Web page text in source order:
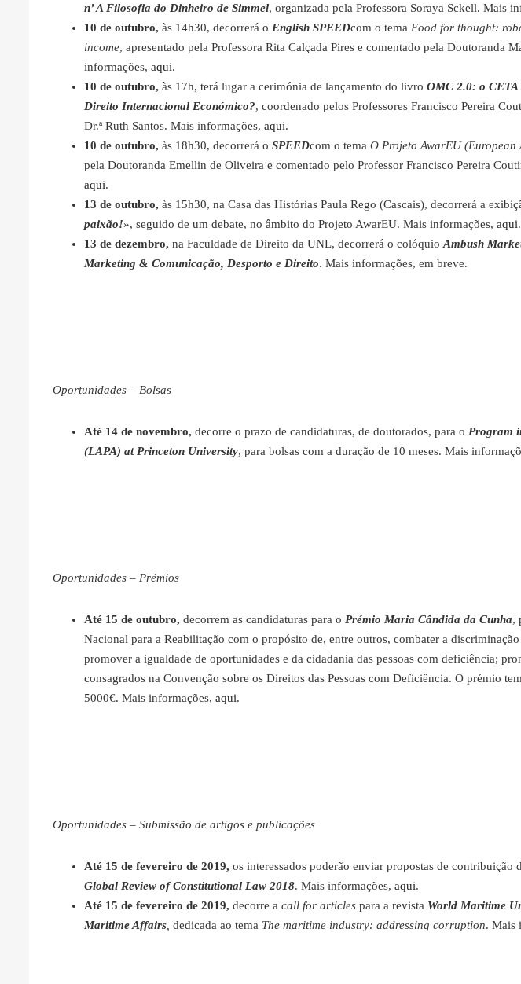
n’ A Filosofia do Dinheiro de Simmel, organizada pela Professora Soraya Sckell. Mais
10 de outubro, às 14h30, decorrerá o English SPEEDcom o tema Food for thought:
income, apresentado pela Professora Rita Calçada Pires e comentado pela Doutoranda
informações, aqui.
10 de outubro, às 17h, terá lugar a cerimónia de lançamento do livro OMC 2.0: o
Direito Internacional Económico?, coordenado pelos Professores Francisco Pereira
Dr.ª Ruth Santos. Mais informações, aqui.
10 de outubro, às 18h30, decorrerá o SPEEDcom o tema O Projeto AwarEU (European
pela Doutoranda Emellin de Oliveira e comentado pelo Professor Francisco Pereira
aqui.
13 de outubro, às 15h30, na Casa das Histórias Paula Rego (Cascais), decorrerá a
paixão!», seguido de um debate, no âmbito do Projeto AwarEU. Mais informações, aqui.
13 de dezembro, na Faculdade de Direito da UNL, decorrerá o colóquio Ambush
Marketing & Comunicação, Desporto e Direito. Mais informações, em breve.
Oportunidades – Bolsas
Até 14 de novembro, decorre o prazo de candidaturas, de doutorados, para o Program
(LAPA) at Princeton University, para bolsas com a duração de 10 meses. Mais
Oportunidades – Prémios
Até 15 de outubro, decorrem as candidaturas para o Prémio Maria Cândida da Cunha,
Nacional para a Reabilitação com o propósito de, entre outros, combater a
promover a igualdade de oportunidades e da cidadania das pessoas com deficiência;
consagrados na Convenção sobre os Direitos das Pessoas com Deficiência. O prémio
5000€. Mais informações, aqui.
Oportunidades – Submissão de artigos e publicações
Até 15 de fevereiro de 2019, os interessados poderão enviar propostas de contribuição
Global Review of Constitutional Law 2018. Mais informações, aqui.
Até 15 de fevereiro de 2019, decorre a call for articles para a revista World Maritime
Maritime Affairs dedicada ao tema The maritime industry: addressing corruption. Mais